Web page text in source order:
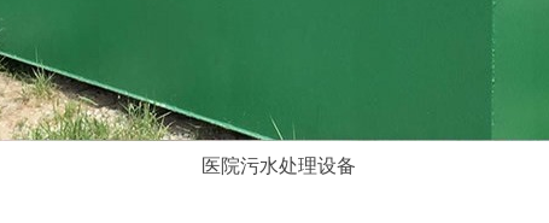
医院污水处理设备